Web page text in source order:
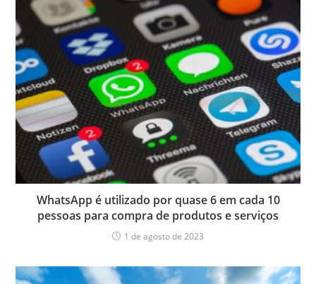
WhatsApp é utilizado por quase 6 em cada 10
pessoas para compra de produtos e serviços
1 de agosto de 2023